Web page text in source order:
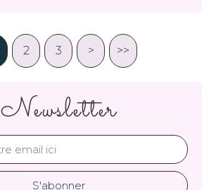
2 3 > >>
Newsletter